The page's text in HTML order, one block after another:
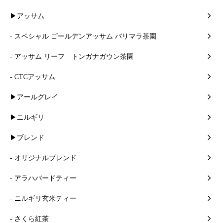
▶アッサム
- スペシャル ゴールデンアッサム バリマラ茶園
- アッサム リーフ トンガナガウン茶園
- CTCアッサム
▶アールグレイ
▶ニルギリ
▶ブレンド
- オリジナルブレンド
- アラハバードティー
- ニルギリ玄米ティー
- さくら紅茶